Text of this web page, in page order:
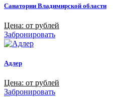
Санатории Владимирской области
Цена: от рублей
Забронировать
Адлер
Цена: от рублей
Забронировать